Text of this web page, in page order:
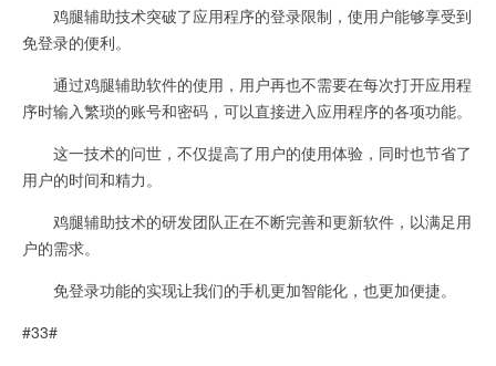
鸡腿辅助技术突破了应用程序的登录限制，使用户能够享受到
免登录的便利。
通过鸡腿辅助软件的使用，用户再也不需要在每次打开应用程
序时输入繁琐的账号和密码，可以直接进入应用程序的各项功能。
这一技术的问世，不仅提高了用户的使用体验，同时也节省了
用户的时间和精力。
鸡腿辅助技术的研发团队正在不断完善和更新软件，以满足用
户的需求。
免登录功能的实现让我们的手机更加智能化，也更加便捷。
#33#